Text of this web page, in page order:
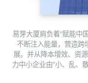
易芽大厦肩负着“赋能中
不断注入能量，营造跨
展。并从降本增效、资
力中小企业由“小、乱、